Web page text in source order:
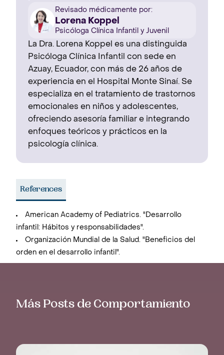
Revisado médicamente por:
Lorena Koppel
Psicóloga Clínica Infantil y Juvenil
La Dra. Lorena Koppel es una distinguida
Psicóloga Clínica Infantil con sede en
Azuay, Ecuador, con más de 26 años de
experiencia en el Hospital Monte Sinaí. Se
especializa en el tratamiento de trastornos
emocionales en niños y adolescentes,
ofreciendo asesoría familiar e integrando
enfoques teóricos y prácticos en la
psicología clínica.
References
American Academy of Pediatrics. "Desarrollo
infantil: Hábitos y responsabilidades".
Organización Mundial de la Salud. "Beneficios del
orden en el desarrollo infantil".
Más Posts de Comportamiento